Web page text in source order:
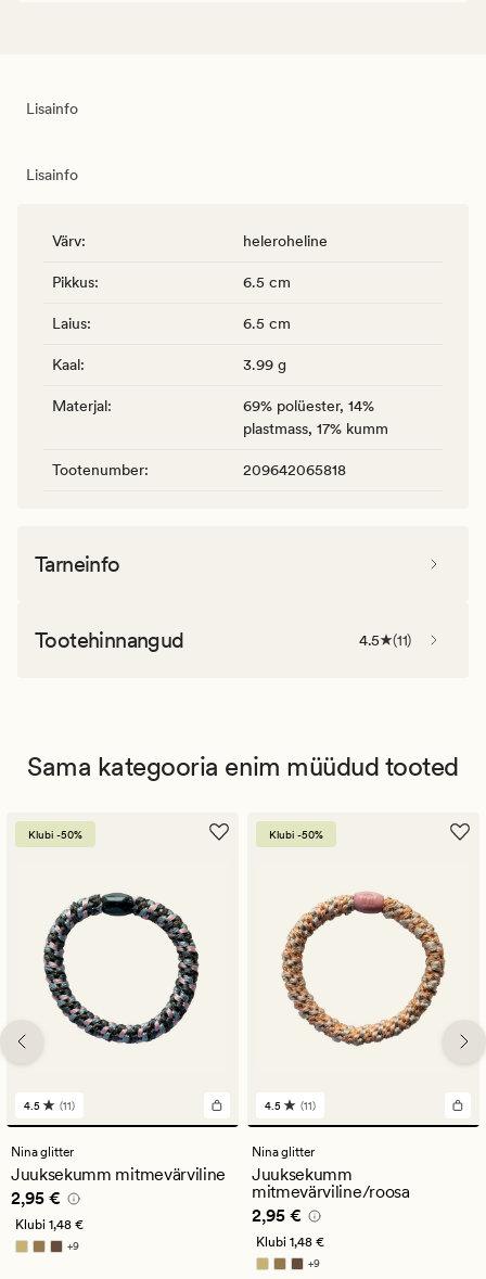
Lisainfo
Lisainfo
Värv: heleroheline
Pikkus: 6.5 cm
Laius: 6.5 cm
Kaal: 3.99 g
Materjal:
69% polüester, 14%
plastmass, 17% kumm
Tootenumber: 209642065818
Tarneinfo
Tootehinnangud 4.5 (11)
Sama kategooria enim müüdud tooted
Klubi -50%
11
arvustust
keskmise
hinnanguga
4.5
4.5 (11)
Nina glitter
Juuksekumm mitmevärviline
Pris_ee 2,95 €
2,95 €
Klubi 1,48 €
+9
Saadaval rohkemates värvitoonides
Klubi -50%
11
arvustust
keskmise
hinnanguga
4.5
4.5 (11)
Nina glitter
Juuksekumm
mitmevärviline/roosa
Pris_ee 2,95 €
2,95 €
Klubi 1,48 €
+9
Saadaval rohkemates värvitoonides